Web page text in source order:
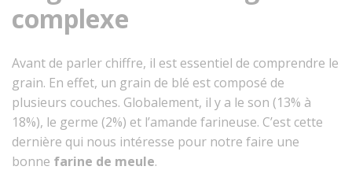
complexe
Avant de parler chiffre, il est essentiel de comprendre le
grain. En effet, un grain de blé est composé de
plusieurs couches. Globalement, il y a le son (13% à
18%), le germe (2%) et l’amande farineuse. C’est cette
dernière qui nous intéresse pour notre faire une
bonne farine de meule.